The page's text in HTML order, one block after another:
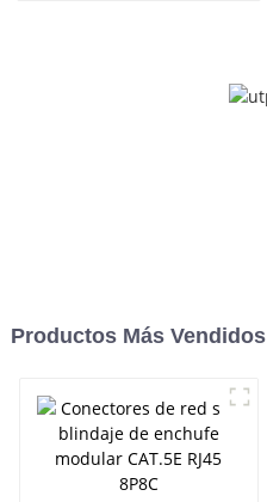
Productos Más Vendidos